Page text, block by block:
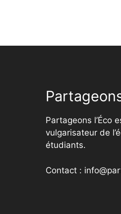
Partageons l’Éco
vulgarisateur de
étudiants.
Contact :